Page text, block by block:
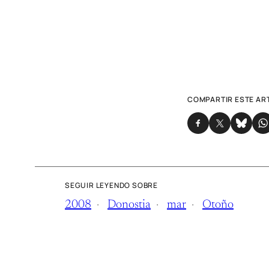
COMPARTIR ESTE
SEGUIR LEYENDO SOBRE
2008 Donostia mar Otoño